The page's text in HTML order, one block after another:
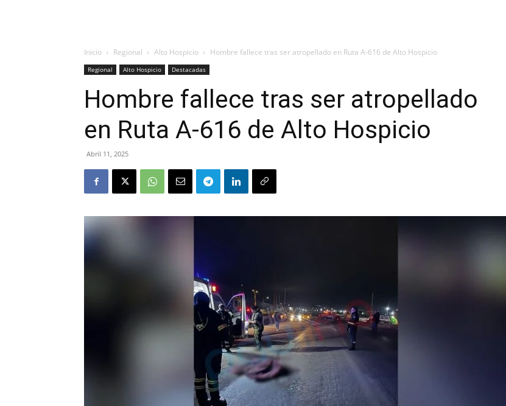
Inicio Regional Alto Hospicio Hombre fallece tras ser atropellado en Ruta A-616 de Alto Hospicio
Regional Alto Hospicio Destacadas
Hombre fallece tras ser atropellado
en Ruta A-616 de Alto Hospicio
Abril 11, 2025